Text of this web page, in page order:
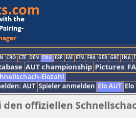
CRO CZE DEN ENG ESP FAI FIN FRA GER GRE INA
AUT championship Pictures
Elozahl
AUT Spieler anmelden Elo AUT
offiziellen